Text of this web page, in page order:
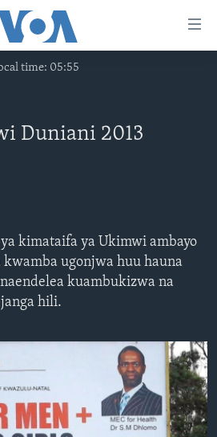
YA KONGO
POTOFU
time: 05:55
Duniani 2013
kimataifa ya Ukimwi ambayo
ugonjwa huu hauna
kuambukizwa na
hili.